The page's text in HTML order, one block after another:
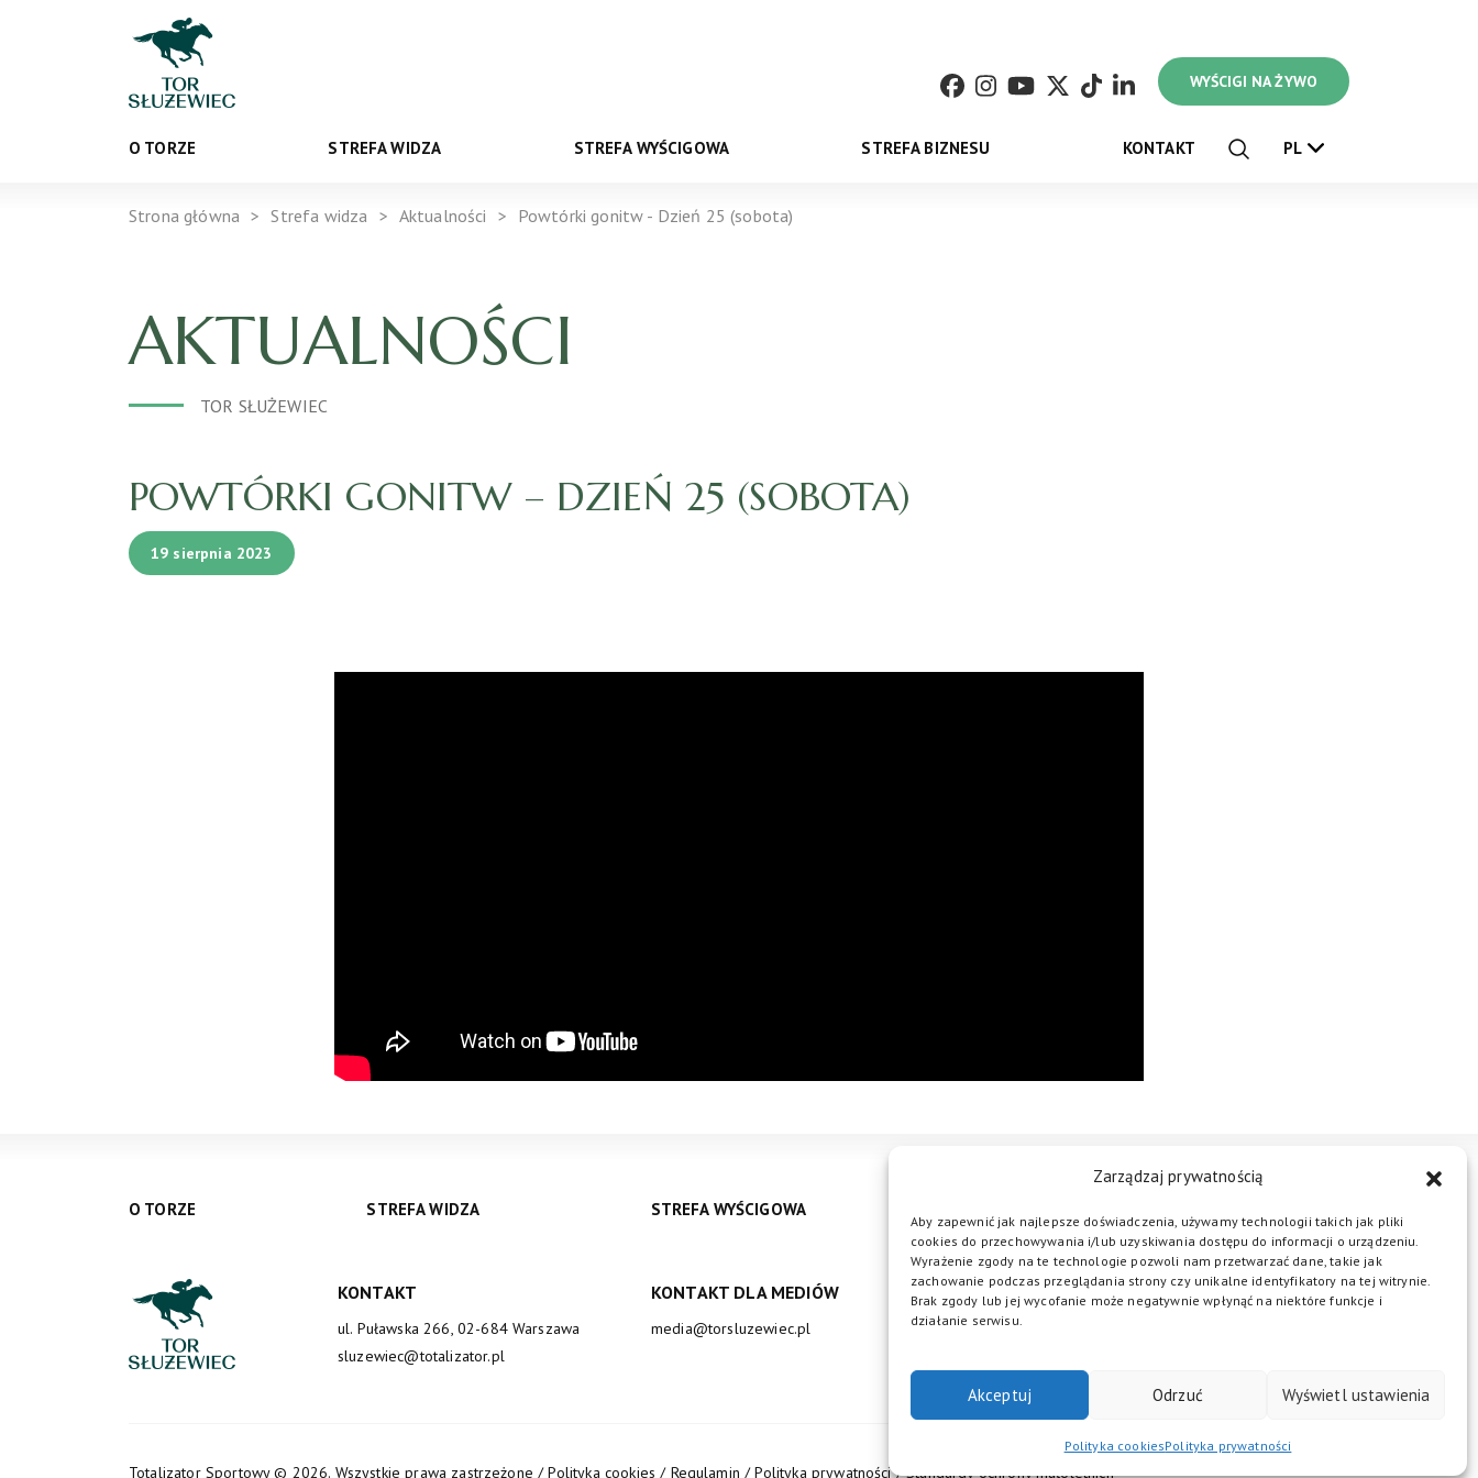
Zarządzaj prywatnością
Aby zapewnić jak najlepsze doświadczenia, używamy technologii takich jak pliki
cookies do przechowywania i/lub uzyskiwania dostępu do informacji o urządzeniu.
Wyrażenie zgody na te technologie pozwoli nam przetwarzać dane, takie jak
zachowanie podczas przeglądania strony czy unikalne identyfikatory na tej witrynie.
Brak zgody lub jej wycofanie może negatywnie wpłynąć na niektóre funkcje i
działanie serwisu.
Akceptuj Odrzuć Wyświetl ustawienia
Polityka cookiesPolityka prywatności
WYŚCIGI NA ŻYWO
O TORZE STREFA WIDZA STREFA WYŚCIGOWA STREFA BIZNESU KONTAKT PL
Strona główna Strefa widza Aktualności Powtórki gonitw - Dzień 25 (sobota)
AKTUALNOŚCI
TOR SŁUŻEWIEC
POWTÓRKI GONITW – DZIEŃ 25 (SOBOTA)
19 sierpnia 2023
O TORZE STREFA WIDZA STREFA WYŚCIGOWA
KONTAKT
ul. Puławska 266, 02-684 Warszawa
sluzewiec@totalizator.pl
KONTAKT DLA MEDIÓW
media@torsluzewiec.pl
DOŁĄCZ DO NAS
Totalizator Sportowy© 2026. Wszystkie prawa zastrzeżone /Polityka cookies / Regulamin /Polityka prywatności/Standardy ochrony małoletnich